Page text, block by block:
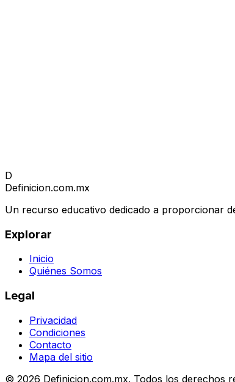
D
Definicion.com.mx
Un recurso educativo dedicado a proporcionar
Explorar
Inicio
Quiénes Somos
Legal
Privacidad
Condiciones
Contacto
Mapa del sitio
© 2026 Definicion.com.mx. Todos los derechos